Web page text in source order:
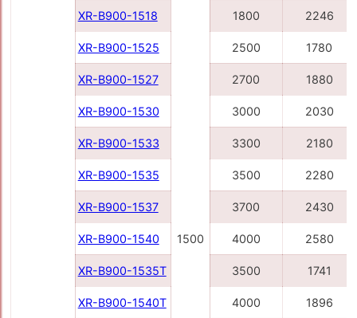
1500
XR-B900-1518 1800 2246
XR-B900-1525 2500 1780
XR-B900-1527 2700 1880
XR-B900-1530 3000 2030
XR-B900-1533 3300 2180
XR-B900-1535 3500 2280
XR-B900-1537 3700 2430
XR-B900-1540 4000 2580
XR-B900-1535Т 3500 1741
XR-B900-1540Т 4000 1896